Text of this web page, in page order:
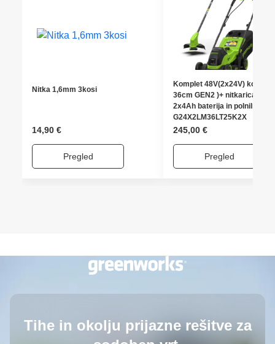
Nitka 1,6mm 3kosi
14,90 €
Pregled
Komplet 48V(2x24V)
36cm GEN2 )+ nitkarica
2x4Ah baterija in polnilnik
G24X2LM36LT25K2X
245,00 €
Pregled
Tihe in okolju prijazne rešitveza